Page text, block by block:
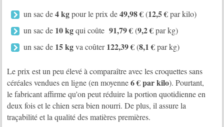
un sac de4 kgpour le prix de49,98 €(12,5 €par kilo)
un sac de 10 kgqui coûte91,79 €(9,2 €par kg)
un sac de 15 kgva coûter122,39 €(8,1 €par kg)
Le prix est un peu élevé à comparaître avec les croquettes sans
céréales vendues en ligne (en moyenne6 € par kilo). Pourtant,
le fabricant affirme qu'on peut réduire la portion quotidienne en
deux fois et le chien sera bien nourri. De plus, il assure la
traçabilité et la qualité des matières premières.